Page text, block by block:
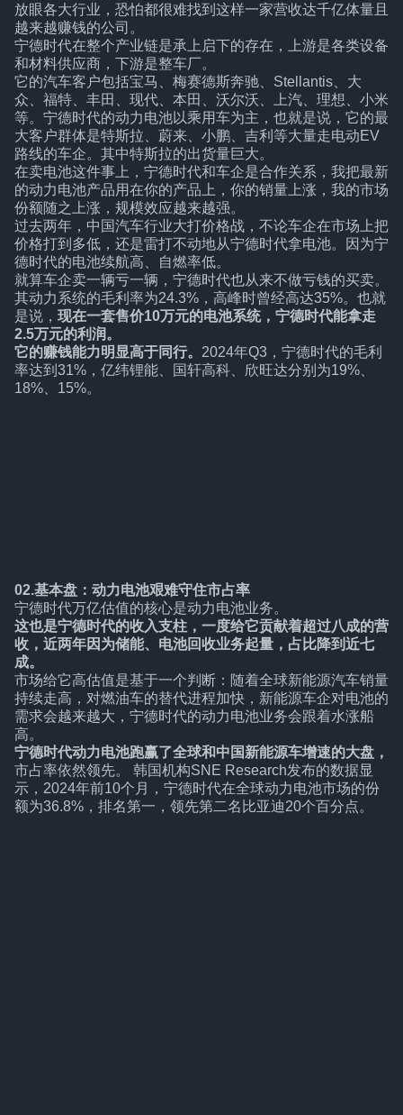
放眼各大行业，恐怕都很难找到这样一家营收达千亿体量且
越来越赚钱的公司。
宁德时代在整个产业链是承上启下的存在，上游是各类设备
和材料供应商，下游是整车厂。
它的汽车客户包括宝马、梅赛德斯奔驰、Stellantis、大
众、福特、丰田、现代、本田、沃尔沃、上汽、理想、小米
等。宁德时代的动力电池以乘用车为主，也就是说，它的最
大客户群体是特斯拉、蔚来、小鹏、吉利等大量走电动EV
路线的车企。其中特斯拉的出货量巨大。
在卖电池这件事上，宁德时代和车企是合作关系，我把最新
的动力电池产品用在你的产品上，你的销量上涨，我的市场
份额随之上涨，规模效应越来越强。
过去两年，中国汽车行业大打价格战，不论车企在市场上把
价格打到多低，还是雷打不动地从宁德时代拿电池。因为宁
德时代的电池续航高、自燃率低。
就算车企卖一辆亏一辆，宁德时代也从来不做亏钱的买卖。
其动力系统的毛利率为24.3%，高峰时曾经高达35%。也就
是说， 现在一套售价10万元的电池系统，宁德时代能拿走
2.5万元的利润。
它的赚钱能力明显高于同行。 2024年Q3，宁德时代的毛利
率达到31%，亿纬锂能、国轩高科、欣旺达分别为19%、
18%、15%。
02.基本盘：动力电池艰难守住市占率
宁德时代万亿估值的核心是动力电池业务。
这也是宁德时代的收入支柱，一度给它贡献着超过八成的营
收，近两年因为储能、电池回收业务起量，占比降到近七
成。
市场给它高估值是基于一个判断：随着全球新能源汽车销量
持续走高，对燃油车的替代进程加快，新能源车企对电池的
需求会越来越大，宁德时代的动力电池业务会跟着水涨船
高。
宁德时代动力电池跑赢了全球和中国新能源车增速的大盘，
市占率依然领先。 韩国机构SNE Research发布的数据显
示，2024年前10个月，宁德时代在全球动力电池市场的份
额为36.8%，排名第一，领先第二名比亚迪20个百分点。